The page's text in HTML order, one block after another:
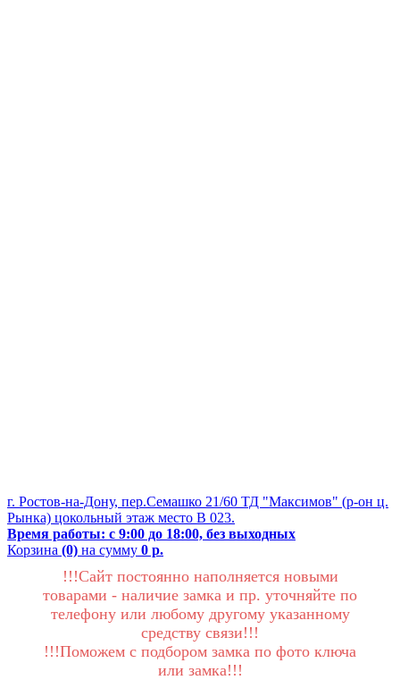
г. Ростов-на-Дону, пер.Семашко 21/60 ТД "Максимов" (р-он ц.
Рынка) цокольный этаж место В 023.
Время работы: с 9:00 до 18:00, без выходных
Корзина (0) на сумму 0 р.
!!!Сайт постоянно наполняется новыми
товарами - наличие замка и пр. уточняйте по
телефону или любому другому указанному
средству связи!!!
!!!Поможем с подбором замка по фото ключа
или замка!!!